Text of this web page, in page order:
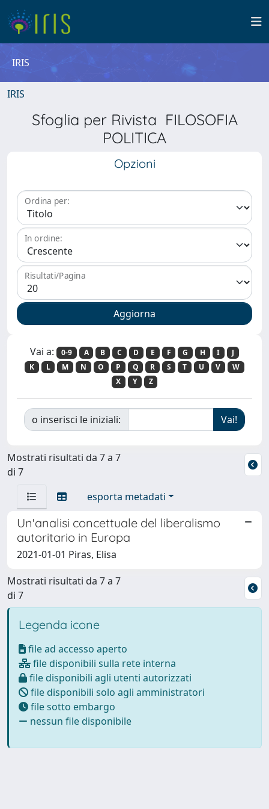
IRIS
IRIS
Sfoglia per Rivista FILOSOFIA
POLITICA
Opzioni
Ordina per:
In ordine:
Risultati/Pagina
Vai a: 0-9 A B C D E F G H I
J
K
L M N O P Q R S T U V
W
X
Y Z
o inserisci le iniziali:
Mostrati risultati da 7 a 7
di 7
esporta metadati
Un'analisi concettuale del liberalismo
autoritario in Europa
2021-01-01 Piras, Elisa
Mostrati risultati da 7 a 7
di 7
Legenda icone
file ad accesso aperto
file disponibili sulla rete interna
file disponibili agli utenti autorizzati
file disponibili solo agli amministratori
file sotto embargo
nessun file disponibile